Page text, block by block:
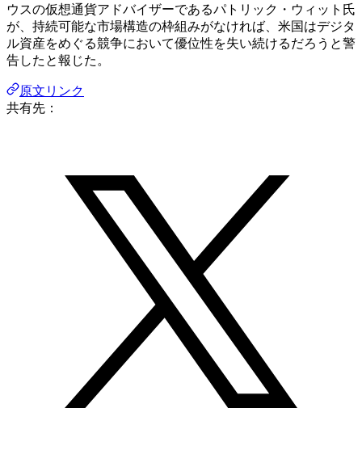
ウスの仮想通貨アドバイザーであるパトリック・ウィット氏
が、持続可能な市場構造の枠組みがなければ、米国はデジタ
ル資産をめぐる競争において優位性を失い続けるだろうと警
告したと報じた。
原文リンク
共有先：